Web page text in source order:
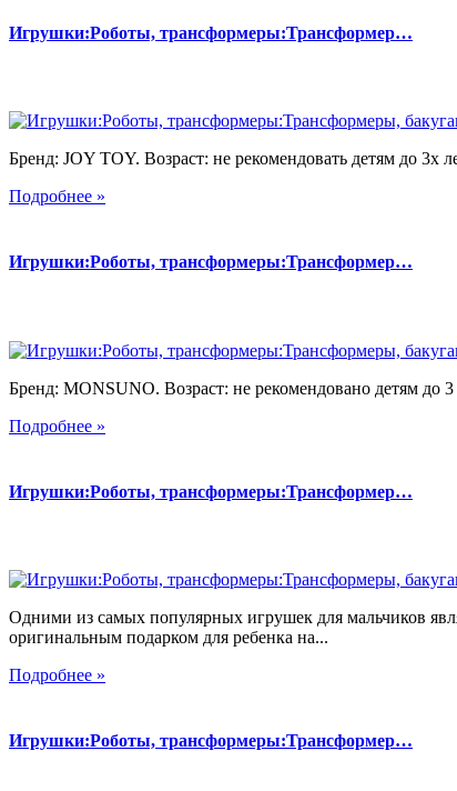
Игрушки:Роботы, трансформеры:Трансформер…
Бренд: JOY TOY. Возраст: не рекомендовать детям до 3х
Подробнее »
Игрушки:Роботы, трансформеры:Трансформер…
Бренд: MONSUNO. Возраст: не рекомендовано детям до 3
Подробнее »
Игрушки:Роботы, трансформеры:Трансформер…
Одними из самых популярных игрушек для мальчиков
оригинальным подарком для ребенка на...
Подробнее »
Игрушки:Роботы, трансформеры:Трансформер…